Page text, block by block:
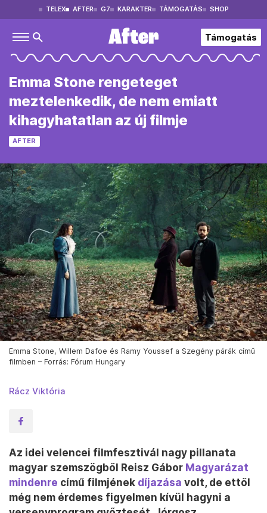
TELEX AFTER G7 KARAKTER TÁMOGATÁS SHOP
Támogatás
Emma Stone rengeteget
meztelenkedik, de nem emiatt
kihagyhatatlan az új filmje
AFTER
Emma Stone, Willem Dafoe és Ramy Youssef a Szegény párák című
filmben – Forrás: Fórum Hungary
Rácz Viktória
Az idei velencei filmfesztivál nagy pillanata
magyar szemszögből Reisz Gábor Magyarázat
mindenre című filmjének díjazása volt, de ettől
még nem érdemes figyelmen kívül hagyni a